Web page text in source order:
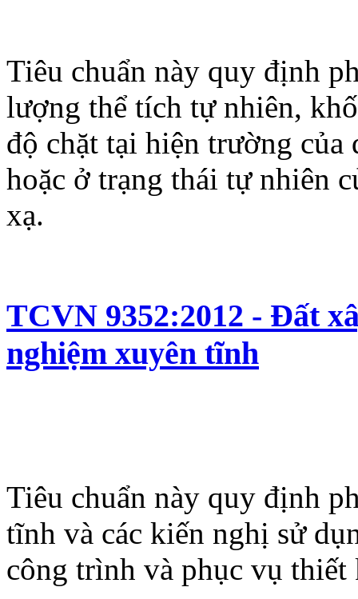
Tiêu chuẩn này quy định
lượng thể tích tự nhiên,
độ chặt tại hiện trường
hoặc ở trạng thái tự nhiên
xạ.
TCVN 9352:2012 - Đất
nghiệm xuyên tĩnh
Tiêu chuẩn này quy định
tĩnh và các kiến nghị sử
công trình và phục vụ thiết